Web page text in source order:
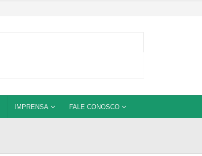
IMPRENSA FALE CONOSCO